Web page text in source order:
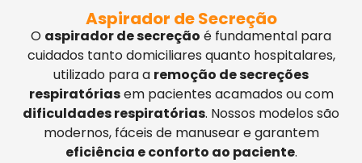
Aspirador de Secreção
O aspirador de secreção é fundamental para
cuidados tanto domiciliares quanto hospitalares,
utilizado para a remoção de secreções
respiratóriasem pacientes acamados ou com
dificuldades respiratórias. Nossos modelos são
modernos, fáceis de manusear e garantem
eficiência e conforto ao paciente.